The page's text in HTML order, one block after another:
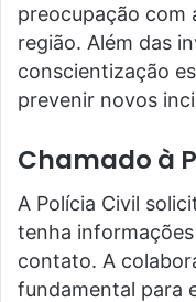
preocupação com
região. Além das
conscientização
prevenir novos
Chamado à
A Polícia Civil
tenha
contato. A
fundamental para